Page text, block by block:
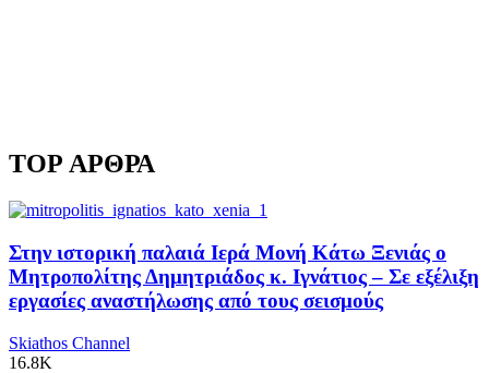
TOP ΑΡΘΡΑ
Στην ιστορική παλαιά Ιερά Μονή Κάτω Ξενιάς ο
Μητροπολίτης Δημητριάδος κ. Ιγνάτιος – Σε εξέλιξη
εργασίες αναστήλωσης από τους σεισμούς
Skiathos Channel
16.8K